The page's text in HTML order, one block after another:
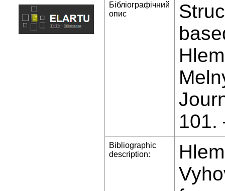
Бібліографічний
опис
Bibliographic
description: